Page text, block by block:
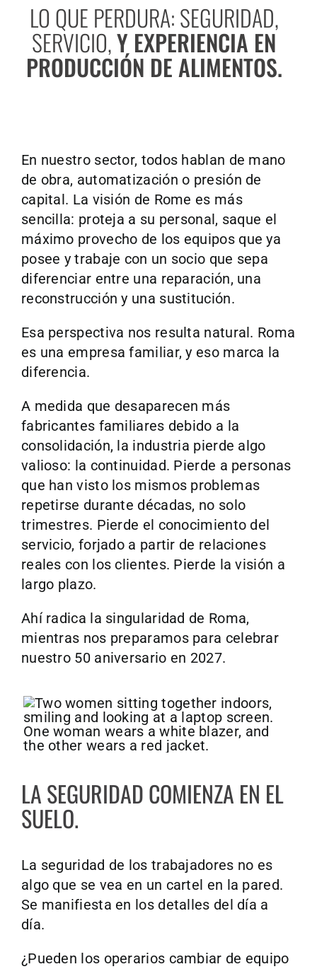
LO QUE PERDURA: SEGURIDAD,
SERVICIO,Y EXPERIENCIA EN
PRODUCCIÓN DE ALIMENTOS.
En nuestro sector, todos hablan de mano
de obra, automatización o presión de
capital. La visión de Rome es más
sencilla: proteja a su personal, saque el
máximo provecho de los equipos que ya
posee y trabaje con un socio que sepa
diferenciar entre una reparación, una
reconstrucción y una sustitución.
Esa perspectiva nos resulta natural. Roma
es una empresa familiar, y eso marca la
diferencia.
A medida que desaparecen más
fabricantes familiares debido a la
consolidación, la industria pierde algo
valioso: la continuidad. Pierde a personas
que han visto los mismos problemas
repetirse durante décadas, no solo
trimestres. Pierde el conocimiento del
servicio, forjado a partir de relaciones
reales con los clientes. Pierde la visión a
largo plazo.
Ahí radica la singularidad de Roma,
mientras nos preparamos para celebrar
nuestro 50 aniversario en 2027.
LA SEGURIDAD COMIENZA EN EL
SUELO.
La seguridad de los trabajadores no es
algo que se vea en un cartel en la pared.
Se manifiesta en los detalles del día a
día.
¿Pueden los operarios cambiar de equipo